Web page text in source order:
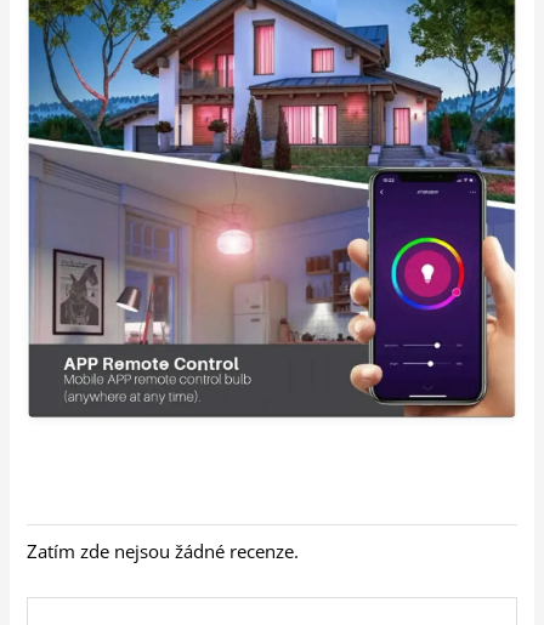
Zatím zde nejsou žádné recenze.